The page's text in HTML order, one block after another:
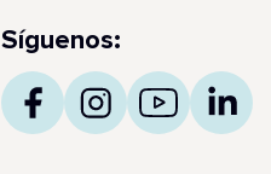
Síguenos: